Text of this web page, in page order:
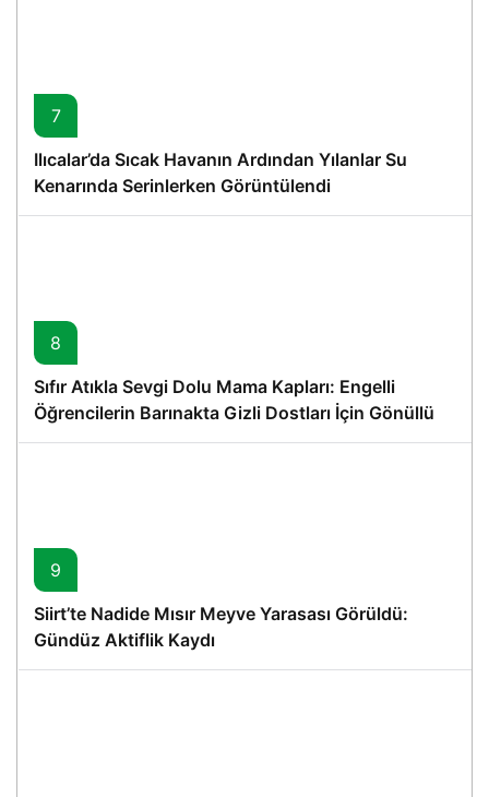
7
Ilıcalar’da Sıcak Havanın Ardından Yılanlar Su
Kenarında Serinlerken Görüntülendi
8
Sıfır Atıkla Sevgi Dolu Mama Kapları: Engelli
Öğrencilerin Barınakta Gizli Dostları İçin Gönüllü
Proje
9
Siirt’te Nadide Mısır Meyve Yarasası Görüldü:
Gündüz Aktiflik Kaydı